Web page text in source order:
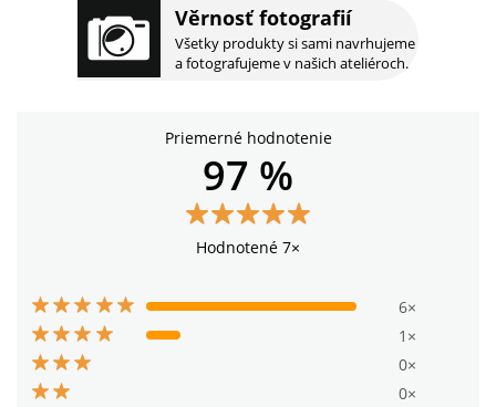
Věrnosť fotografií
Všetky produkty si sami navrhujeme
a fotografujeme v našich ateliéroch.
Priemerné hodnotenie
97 %
Hodnotené 7×
6×
1×
0×
0×